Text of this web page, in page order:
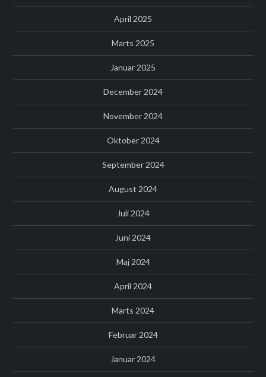
April 2025
Marts 2025
Januar 2025
December 2024
November 2024
Oktober 2024
September 2024
August 2024
Juli 2024
Juni 2024
Maj 2024
April 2024
Marts 2024
Februar 2024
Januar 2024